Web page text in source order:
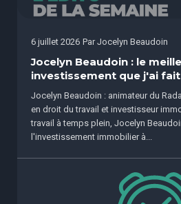
6 juillet 2026 Par Jocelyn Beaudoin
Jocelyn Beaudoin : le
investissement que j'ai
Jocelyn Beaudoin : animateur du
en droit du travail et investisseur
travail à temps plein, Jocelyn
l'investissement immobilier à...